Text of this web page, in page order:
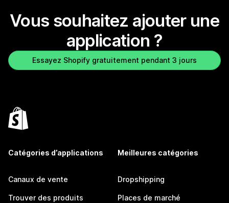
Vous souhaitez ajouter une
application ?
Essayez Shopify gratuitement pendant 3 jours
Catégories d’applications
Canaux de vente
Trouver des produits
Meilleures catégories
Dropshipping
Places de marché